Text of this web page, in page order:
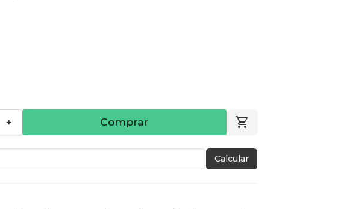
+ Comprar
Calcular